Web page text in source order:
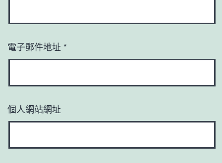
電子郵件地址 *
個人網站網址